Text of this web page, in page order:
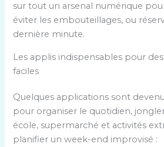
sur tout un arsenal numérique
éviter les embouteillages, ou
dernière minute.
Les applis indispensables pour
faciles
Quelques applications sont
pour organiser le quotidien,
école, supermarché et activités
planifier un week-end improvisé :